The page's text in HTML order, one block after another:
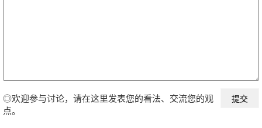
◎欢迎参与讨论，请在这里发表您的看法、交流您的观
点。